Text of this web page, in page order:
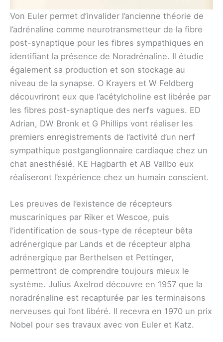
Von Euler permet d’invalider l’ancienne théorie de
l’adrénaline comme neurotransmetteur de la fibre
post-synaptique pour les fibres sympathiques en
identifiant la présence de Noradrénaline. Il étudie
également sa production et son stockage au
niveau de la synapse. O Krayers et W Feldberg
découvriront eux que l’acétylcholine est libérée par
les fibres post-synaptique des nerfs vagues. ED
Adrian, DW Bronk et G Phillips vont réaliser les
premiers enregistrements de l’activité d’un nerf
sympathique postganglionnaire cardiaque chez un
chat anesthésié. KE Hagbarth et AB Vallbo eux
réaliseront l’expérience chez un humain conscient.
Les preuves de l’existence de récepteurs
muscariniques par Riker et Wescoe, puis
l’identification de sous-type de récepteur bêta
adrénergique par Lands et de récepteur alpha
adrénergique par Berthelsen et Pettinger,
permettront de comprendre toujours mieux le
système. Julius Axelrod découvre en 1957 que la
noradrénaline est recapturée par les terminaisons
nerveuses qui l’ont libéré. Il recevra en 1970 un prix
Nobel pour ses travaux avec von Euler et Katz.